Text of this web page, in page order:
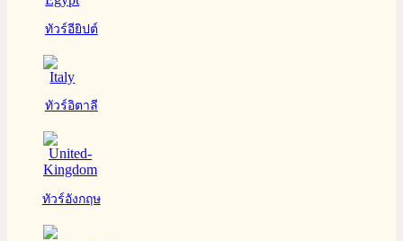
ทัวร์อียิปต์
ทัวร์อิตาลี
ทัวร์อังกฤษ